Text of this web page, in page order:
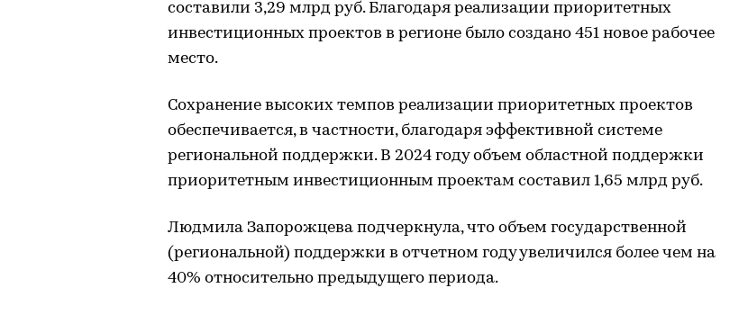
составили 3,29 млрд руб. Благодаря реализации приоритетных
инвестиционных проектов в регионе было создано 451 новое рабочее
место.
Сохранение высоких темпов реализации приоритетных проектов
обеспечивается, в частности, благодаря эффективной системе
региональной поддержки. В 2024 году объем областной поддержки
приоритетным инвестиционным проектам составил 1,65 млрд руб.
Людмила Запорожцева подчеркнула, что объем государственной
(региональной) поддержки в отчетном году увеличился более чем на
40% относительно предыдущего периода.